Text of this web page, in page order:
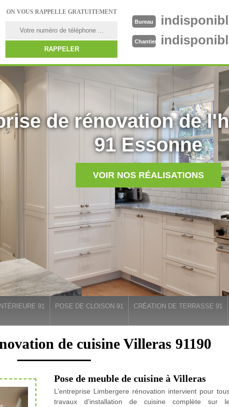
ON VOUS RAPPELLE GRATUITEMENT
Bureau
Chantier
de rénovation de
91 Essonne
VOIR NOS RÉALISATIONS
91 POSE DE CLOISON 91 CRÉATION DE TERRASSE 91
de cuisine Villeras 91190
Pose de meuble de cuisine à Villeras
L’entreprise Limbergere rénovation intervient pour
travaux d'installation de cuisine complète sur le